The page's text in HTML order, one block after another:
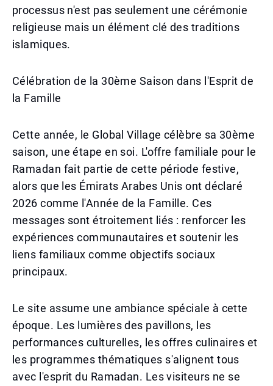
processus n'est pas seulement une cérémonie
religieuse mais un élément clé des traditions
islamiques.
Célébration de la 30ème Saison dans l'Esprit de
la Famille
Cette année, le Global Village célèbre sa 30ème
saison, une étape en soi. L'offre familiale pour le
Ramadan fait partie de cette période festive,
alors que les Émirats Arabes Unis ont déclaré
2026 comme l'Année de la Famille. Ces
messages sont étroitement liés : renforcer les
expériences communautaires et soutenir les
liens familiaux comme objectifs sociaux
principaux.
Le site assume une ambiance spéciale à cette
époque. Les lumières des pavillons, les
performances culturelles, les offres culinaires et
les programmes thématiques s'alignent tous
avec l'esprit du Ramadan. Les visiteurs ne se